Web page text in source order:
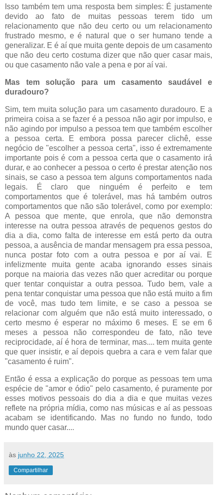
Isso também tem uma resposta bem simples: É justamente
devido ao fato de muitas pessoas terem tido um
relacionamento que não deu certo ou um relacionamento
frustrado mesmo, e é natural que o ser humano tende a
generalizar. E é aí que muita gente depois de um casamento
que não deu certo costuma dizer que não quer casar mais,
ou que casamento não vale a pena e por aí vai.
Mas tem solução para um casamento saudável e
duradouro?
Sim, tem muita solução para um casamento duradouro. E a
primeira coisa a se fazer é a pessoa não agir por impulso, e
não agindo por impulso a pessoa tem que também escolher
a pessoa certa. E embora possa parecer clichê, esse
negócio de "escolher a pessoa certa", isso é extremamente
importante pois é com a pessoa certa que o casamento irá
durar, e ao conhecer a pessoa o certo é prestar atenção nos
sinais, se caso a pessoa tem alguns comportamentos nada
legais. É claro que ninguém é perfeito e tem
comportamentos que é tolerável, mas há também outros
comportamentos que não são tolerável, como por exemplo:
A pessoa que mente, que enrola, que não demonstra
interesse na outra pessoa através de pequenos gestos do
dia a dia, como falta de interesse em está perto da outra
pessoa, a ausência de mandar mensagem pra essa pessoa,
nunca postar foto com a outra pessoa e por aí vai. E
infelizmente muita gente acaba ignorando esses sinais
porque na maioria das vezes não quer acreditar ou porque
quer tentar conquistar a outra pessoa. Tudo bem, vale a
pena tentar conquistar uma pessoa que não está muito a fim
de você, mas tudo tem limite, e se caso a pessoa se
relacionar com alguém que não está muito interessado, o
certo mesmo é esperar no máximo 6 meses. E se em 6
meses a pessoa não correspondeu de fato, não teve
reciprocidade, aí é hora de terminar, mas.... tem muita gente
que quer insistir, e aí depois quebra a cara e vem falar que
"casamento é ruim".
Então é essa a explicação do porque as pessoas tem uma
espécie de "amor e ódio" pelo casamento, é puramente por
esses motivos pessoais do dia a dia e que muitas vezes
reflete na própria mídia, como nas músicas e aí as pessoas
acabam se identificando. Mas no fundo no fundo, todo
mundo quer casar....
às junho 22, 2025
Compartilhar